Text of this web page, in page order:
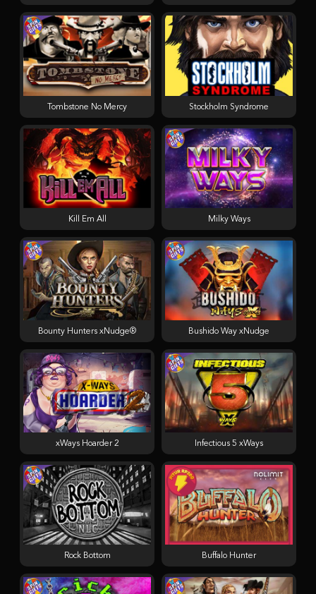
Kill Em All
Stockholm Syndrome
Tombstone No Mercy
Rock Bottom
xWays Hoarder 2
Bounty Hunters xNudge®
Buffalo Hunter
Milky Ways
Infectious 5 xWays
Bushido Way xNudge